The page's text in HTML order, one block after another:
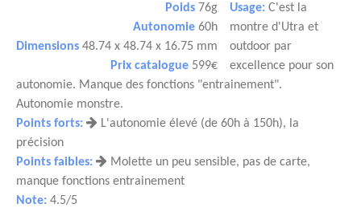
Poids 76g
Autonomie 60h
Dimensions 48.74 x 48.74 x 16.75 mm
Prix catalogue 599€
Usage: C'est la
montre d'Utra et
outdoor par
excellence pour son
autonomie. Manque des fonctions "entrainement".
Autonomie monstre.
Points forts:
L'autonomie élevé (de 60h à 150h), la
précision
Points faibles:
Molette un peu sensible, pas de carte,
manque fonctions entrainement
Note: 4.5/5